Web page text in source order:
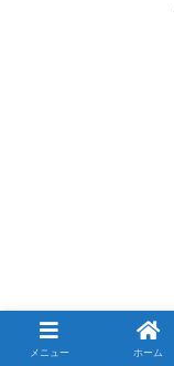
メニュー ホーム